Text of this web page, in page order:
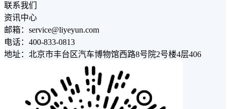
联系我们
资讯中心
邮箱：service@liyeyun.com
电话：400-833-0813
地址：北京市丰台区汽车博物馆西路8号院2号楼4层406